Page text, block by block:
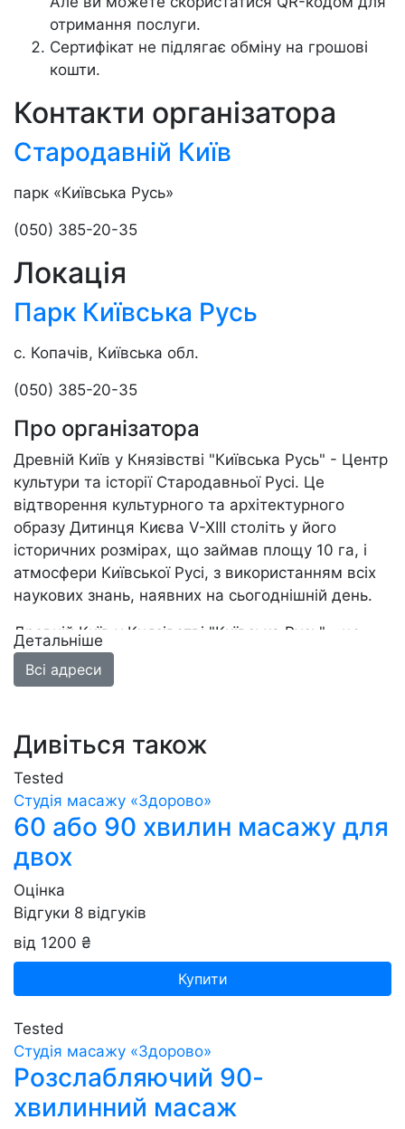
отримання послуги.
Сертифікат не підлягає обміну на грошові
кошти.
Контакти організатора
Стародавній Київ
парк «Київська Русь»
(050) 385-20-35
Локація
Парк Київська Русь
с. Копачів, Київська обл.
(050) 385-20-35
Про організатора
Древній Київ у Князівстві "Київська Русь" - Центр
культури та історії Стародавньої Русі. Це
відтворення культурного та архітектурного
образу Дитинця Києва V-XIII століть у його
історичних розмірах, що займав площу 10 га, і
атмосфери Київської Русі, з використанням всіх
наукових знань, наявних на сьогоднішній день.
Древній Київ у Князівстві "Київська Русь" - це
грандіозний науковий проект, який не має
світових аналогів, який допоможе Україні і
Детальніше
Всі адреси
Дивіться також
Tested
Студія масажу «‎‎Здорово»
60 або 90 хвилин масажу для
двох
Оцінка
Відгуки 8 відгуків
від 1200 ₴
Купити
Tested
Студія масажу «‎‎Здорово»
Розслабляючий 90-
хвилинний масаж